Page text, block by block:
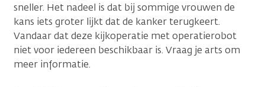
sneller. Het nadeel is dat bij sommige vrouwen de
kans iets groter lijkt dat de kanker terugkeert.
Vandaar dat deze kijkoperatie met operatierobot
niet voor iedereen beschikbaar is. Vraag je arts om
meer informatie.